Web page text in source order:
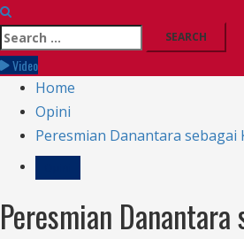
Search
for:
Video
Home
Opini
Peresmian Danantara
Peresmian